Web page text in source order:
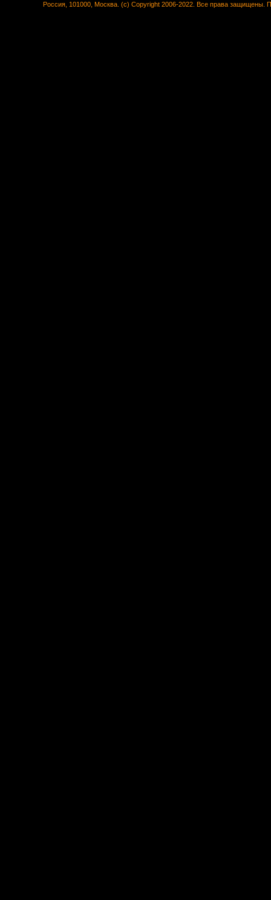
Россия, 101000, Москва. (c) Copyright 2006-2022. Все права защищены.